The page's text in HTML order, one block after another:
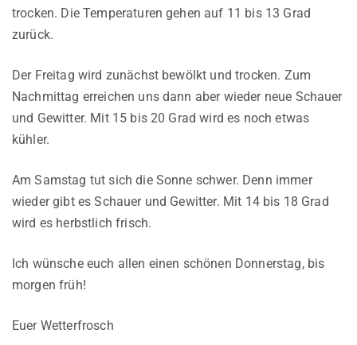
trocken. Die Temperaturen gehen auf 11 bis 13 Grad
zurück.
Der Freitag wird zunächst bewölkt und trocken. Zum
Nachmittag erreichen uns dann aber wieder neue Schauer
und Gewitter. Mit 15 bis 20 Grad wird es noch etwas
kühler.
Am Samstag tut sich die Sonne schwer. Denn immer
wieder gibt es Schauer und Gewitter. Mit 14 bis 18 Grad
wird es herbstlich frisch.
Ich wünsche euch allen einen schönen Donnerstag, bis
morgen früh!
Euer Wetterfrosch